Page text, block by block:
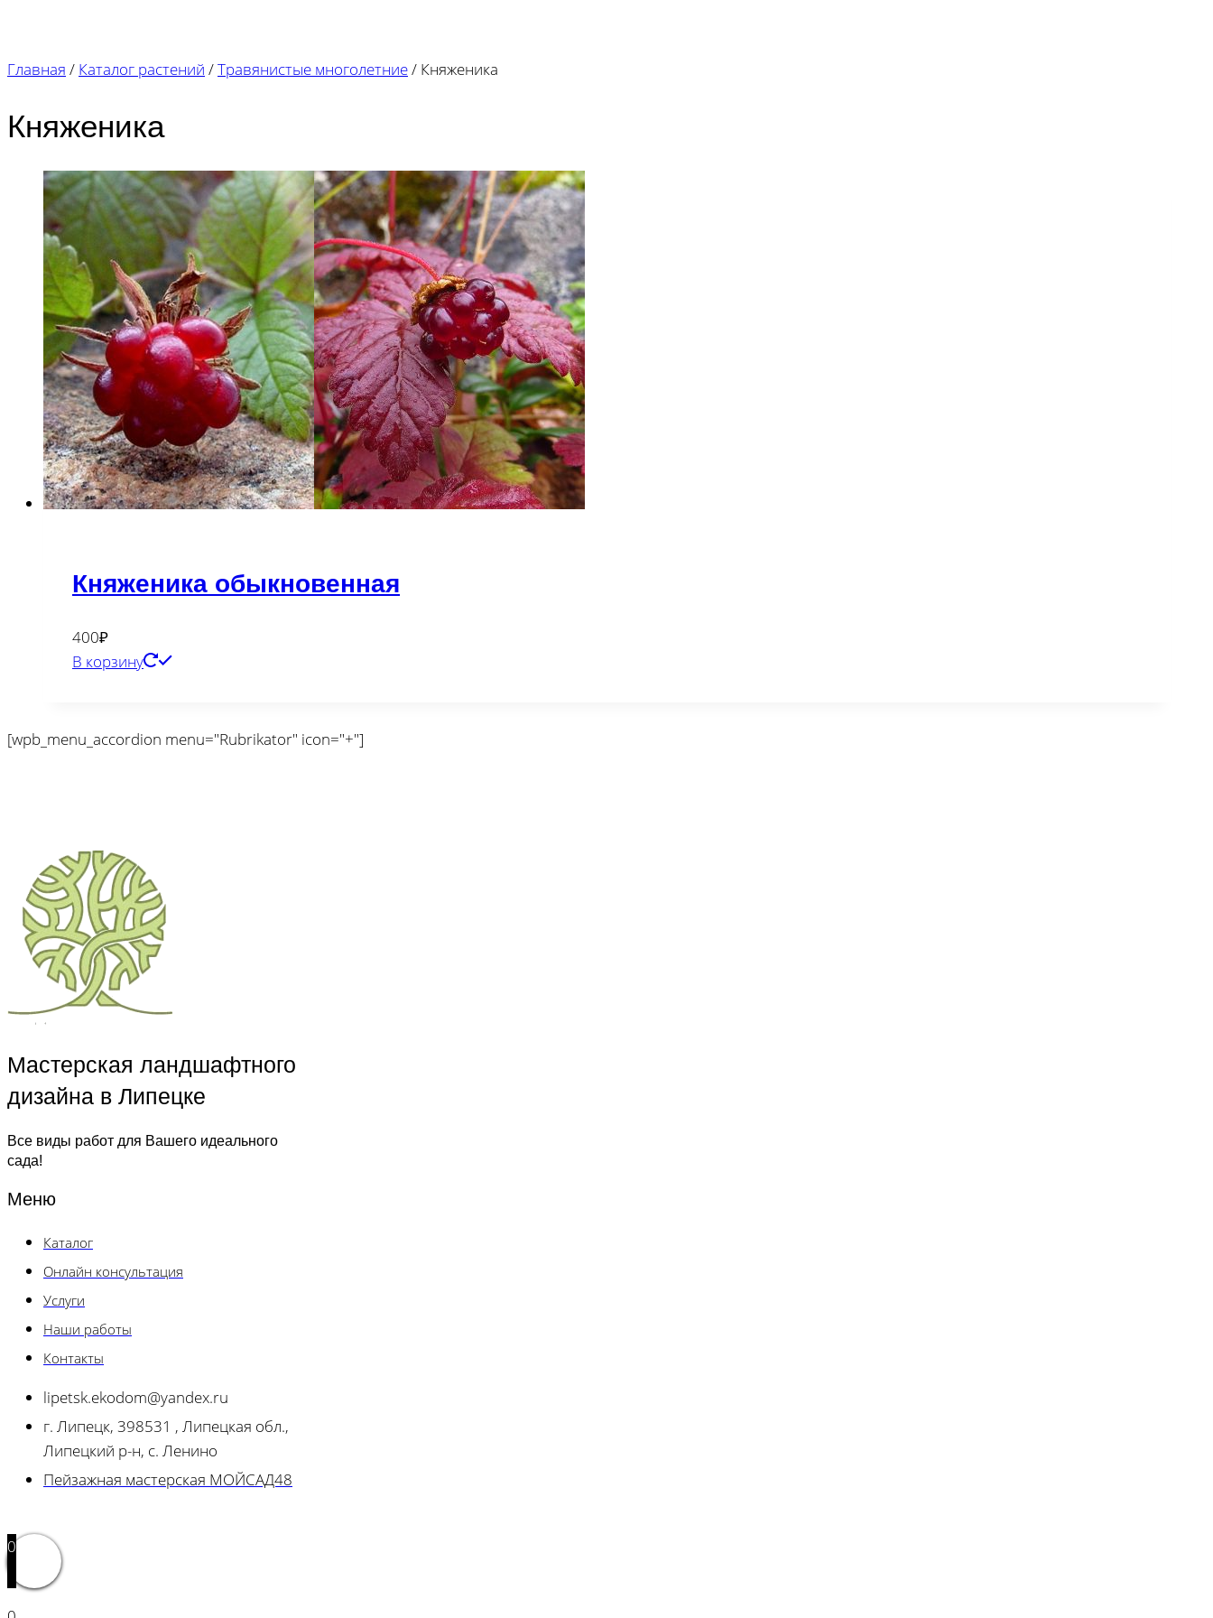
Главная / Каталог растений /Травянистые многолетние/ Княженика
Княженика
Княженика обыкновенная
400₽
В корзину
[wpb_menu_accordion menu="Rubrikator" icon="+"]
Мастерская ландшафтного
дизайна в Липецке
Все виды работ для Вашего идеального
сада!
Меню
Каталог
Онлайн консультация
Услуги
Наши работы
Контакты
lipetsk.ekodom@yandex.ru
г. Липецк, 398531 , Липецкая обл.,
Липецкий р-н, с. Ленино
Пейзажная мастерская МОЙСАД48
0